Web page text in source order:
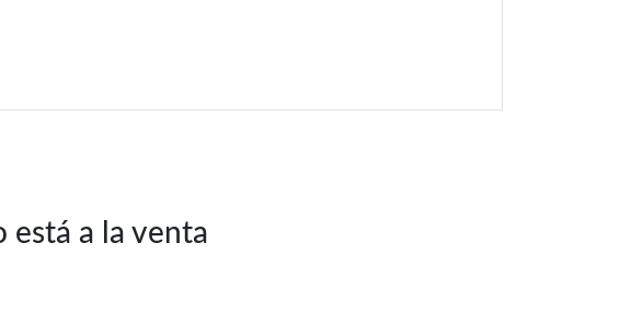
está a la venta